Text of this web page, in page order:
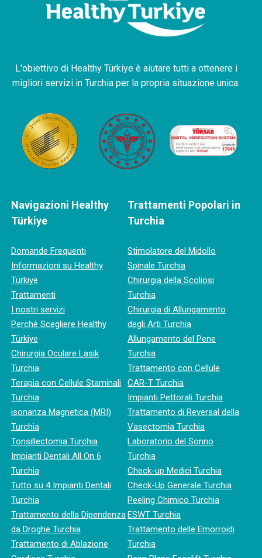
L'obiettivo di Healthy Türkiye è aiutare tutti a ottenere i
migliori servizi in Turchia per la propria situazione unica.
Navigazioni Healthy
Türkiye
Domande Frequenti
Informazioni su Healthy
Türkiye
Trattamenti
I nostri servizi
Perché Scegliere Healthy
Türkiye
Chirurgia Oculare Lasik
Turchia
Terapia con Cellule Staminali
Turchia
isonanza Magnetica (MRI)
Turchia
Tonsillectomia Turchia
Impianti Dentali All On 6
Turchia
Tutto su 4 Impianti Dentali
Turchia
Trattamento della Dipendenza
da Droghe Turchia
Trattamento di Ablazione
Trattamenti Popolari in
Turchia
Stimolatore del Midollo
Spinale Turchia
Chirurgia della Scoliosi
Turchia
Chirurgia di Allungamento
degli Arti Turchia
Allungamento del Pene
Turchia
Trattamento con Cellule
CAR-T Turchia
Impianti Pettorali Turchia
Trattamento di Reversal della
Vasectomia Turchia
Laboratorio del Sonno
Turchia
Check-up Medici Turchia
Check-Up Generale Turchia
Peeling Chimico Turchia
ESWT Turchia
Trattamento delle Emorroidi
Turchia